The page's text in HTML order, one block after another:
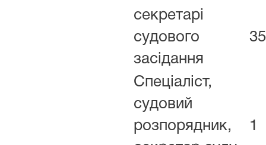
секретарі
судового
засідання
35
Спеціаліст,
судовий
розпорядник,
1